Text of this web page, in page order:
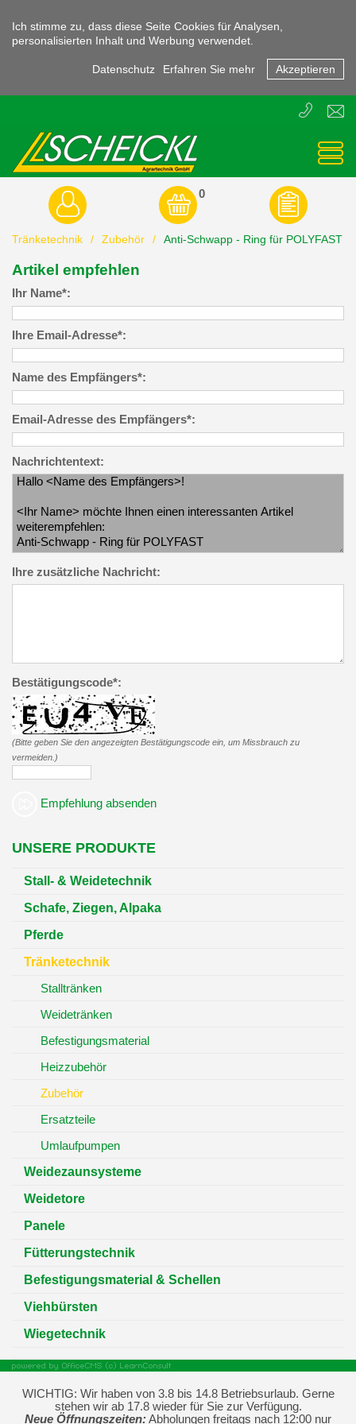
Ich stimme zu, dass diese Seite Cookies für Analysen,
personalisierten Inhalt und Werbung verwendet.
Datenschutz Erfahren Sie mehr Akzeptieren
E
T
3855
0
Tränketechnik / Zubehör / Anti-Schwapp - Ring für POLYFAST
Artikel empfehlen
Ihr Name*:
Ihre Email-Adresse*:
Name des Empfängers*:
Email-Adresse des Empfängers*:
Nachrichtentext:
Ihre zusätzliche Nachricht:
Bestätigungscode*:
(Bitte geben Sie den angezeigten Bestätigungscode ein, um Missbrauch zu
vermeiden.)
Empfehlung absenden
UNSERE PRODUKTE
Stall- & Weidetechnik
Schafe, Ziegen, Alpaka
Pferde
Tränketechnik
Stalltränken
Weidetränken
Befestigungsmaterial
Heizzubehör
Zubehör
Ersatzteile
Umlaufpumpen
Weidezaunsysteme
Weidetore
Panele
Fütterungstechnik
Befestigungsmaterial & Schellen
Viehbürsten
Wiegetechnik
WICHTIG: Wir haben von 3.8 bis 14.8 Betriebsurlaub. Gerne
stehen wir ab 17.8 wieder für Sie zur Verfügung.
Neue Öffnungszeiten: Abholungen freitags nach 12:00 nur